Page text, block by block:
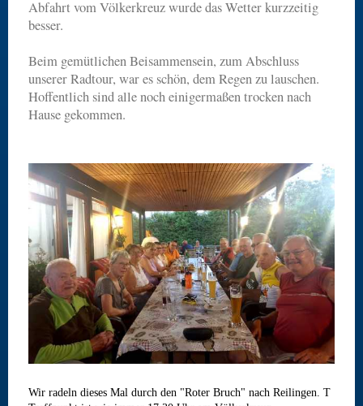
Abfahrt vom Völkerkreuz wurde das Wetter kurzzeitig
besser.
Beim gemütlichen Beisammensein, zum Abschluss
unserer Radtour, war es schön, dem Regen zu lauschen.
Hoffentlich sind alle noch einigermaßen trocken nach
Hause gekommen.
Wir radeln dieses Mal durch den "Roter Bruch" nach Reilingen. T